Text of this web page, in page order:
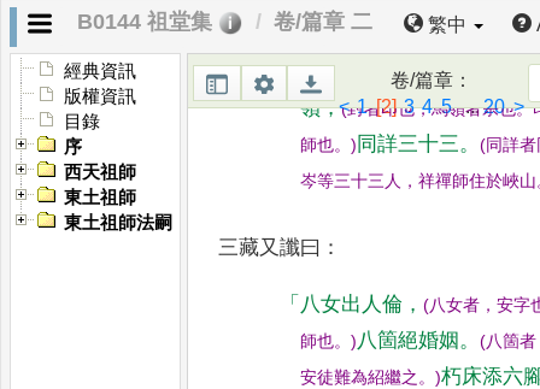
B0144 祖堂集 卷/篇章 二 繁中
經典資訊
版權資訊
目錄
序
西天祖師
東土祖師
東土祖師法嗣
卷/篇章：
< 1 [2] 3 4 5...20 >
師[A82] 迴成師子談 。(
印宗法師禮六祖便悟上乘
是
嶺，(封者印也，馬嶺者宗也。
師也。) 同詳三十三。(同詳
岑等三十三人 ，祥禪師住於峽山
三藏又讖曰 ：
「 八女出人倫 ，(八女者 ，安字
師也。)八箇絕婚姻。(八箇者
安徒難為紹繼之 。)朽床添六